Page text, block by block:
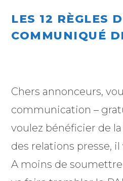
LES 12 RÈGLES
COMMUNIQUÉ
Chers annonceurs,
communication –
voulez bénéficier de
des relations presse,
A moins de